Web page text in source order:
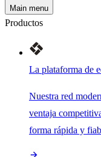
Main menu
Productos
La plataforma de
Nuestra red
ventaja
forma rápida y